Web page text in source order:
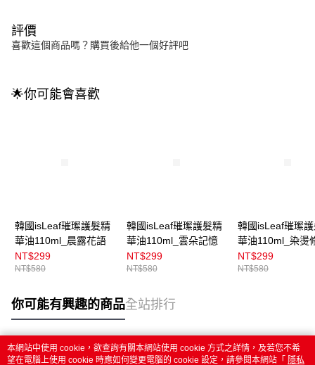
評價
喜歡這個商品嗎？購買後給他一個好評吧
🌟你可能會喜歡
韓國isLeaf璀璨護髮精
華油110ml_晨露花語
NT$299
NT$580
韓國isLeaf璀璨護髮精
華油110ml_雲朵記憶
NT$299
NT$580
韓國isLeaf璀璨
華油110ml_染燙
NT$299
NT$580
你可能有興趣的商品全站排行
熱門標籤
本網站中使用 cookie，欲查詢有關本網站使用 cookie 方式之詳情，及若您不希
望在電腦上使用 cookie 時應如何變更電腦的 cookie 設定，請參閱本網站「 隱私